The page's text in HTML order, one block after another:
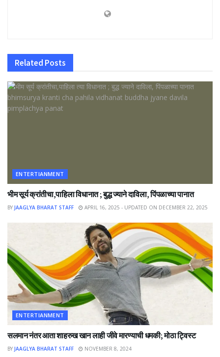
Related Posts
ENTERTIANMENT
भीम सूर्य क्रांतीचा,पाहिला विधानात ; बुद्ध ज्याने दाविला, पिंपळाच्या पानात
BY JAAGLYA BHARAT STAFF APRIL 16, 2025 - UPDATED ON DECEMBER 22, 2025
ENTERTIANMENT
सलमान नंतर आता शाहरुख खान लाही जीवे मारण्याची धमकी; मोठा ट्विस्ट
BY JAAGLYA BHARAT STAFF NOVEMBER 8, 2024